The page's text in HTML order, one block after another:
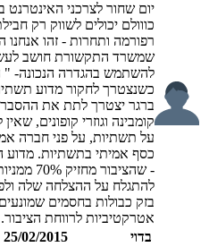
יום שחור לצרכני
כווולם יכולים לשווק רק
רפורמה ותחרות - זהו אנחנו
שמשרד התקשורת חושב
כשנצטרך לחקור מדוע
ברגר יצטרך לתת את
קומבינה וגוזרי קופונים,
על תשתיות, על פני חברה
כסף אמיתי בתשתיות. מדוע
-
להתגלח על ההצלחה שלה
בזק כבולות בחסמים
אטרקטיביות לרווחת הציבור.
בדוי
25/02/2015